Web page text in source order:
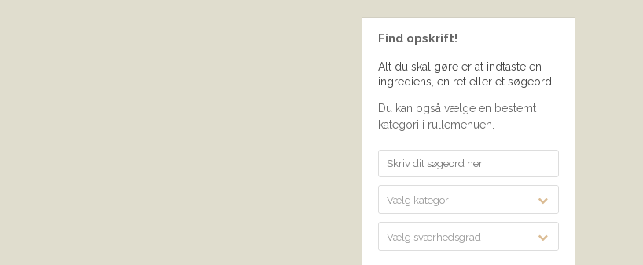
Find opskrift!
Alt du skal gøre er at indtaste en
ingrediens, en ret eller et søgeord.
Du kan også vælge en bestemt
kategori i rullemenuen.
Vælg kategori
Vælg sværhedsgrad